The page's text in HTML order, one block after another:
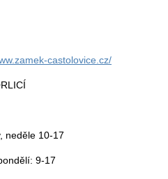
castolovice.cz/
neděle 10-17
9-17